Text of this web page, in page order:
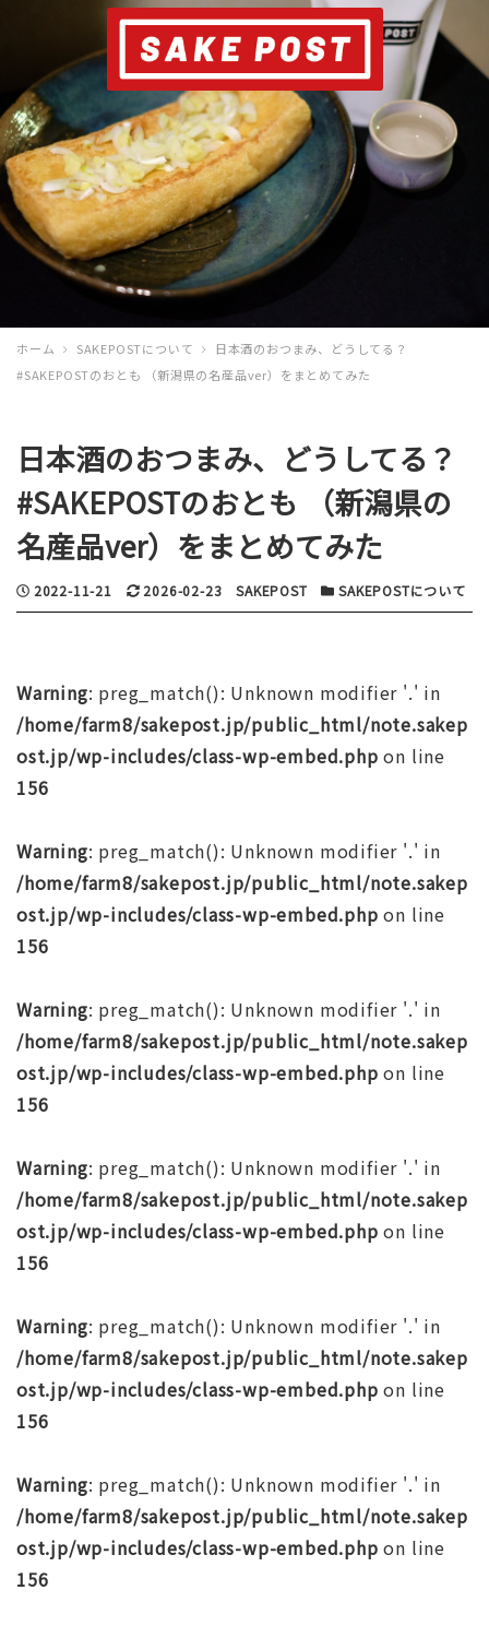
ホーム SAKEPOSTについて
日本酒のおつまみ、どうしてる？
#SAKEPOSTのおとも （新潟県の名産品ver）をまとめてみた
日本酒のおつまみ、どうしてる？
#SAKEPOSTのおとも （新潟県の
名産品ver）をまとめてみた
投稿日
2022-11-21 更新日
2026-02-23 著者
SAKEPOST カテゴリー
SAKEPOSTについて
Warning: preg_match(): Unknown modifier '.' in
/home/farm8/sakepost.jp/public_html/note.sakep
ost.jp/wp-includes/class-wp-embed.php on line
156
Warning: preg_match(): Unknown modifier '.' in
/home/farm8/sakepost.jp/public_html/note.sakep
ost.jp/wp-includes/class-wp-embed.php on line
156
Warning: preg_match(): Unknown modifier '.' in
/home/farm8/sakepost.jp/public_html/note.sakep
ost.jp/wp-includes/class-wp-embed.php on line
156
Warning: preg_match(): Unknown modifier '.' in
/home/farm8/sakepost.jp/public_html/note.sakep
ost.jp/wp-includes/class-wp-embed.php on line
156
Warning: preg_match(): Unknown modifier '.' in
/home/farm8/sakepost.jp/public_html/note.sakep
ost.jp/wp-includes/class-wp-embed.php on line
156
Warning: preg_match(): Unknown modifier '.' in
/home/farm8/sakepost.jp/public_html/note.sakep
ost.jp/wp-includes/class-wp-embed.php on line
156